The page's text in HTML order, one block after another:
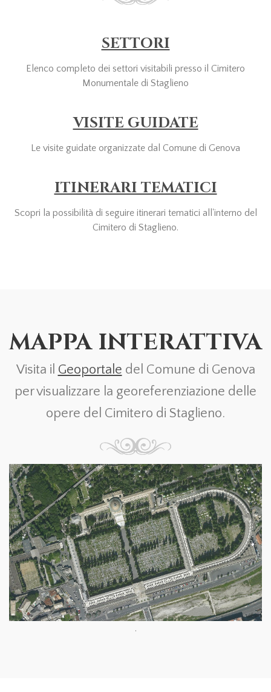
SETTORI
Elenco completo dei settori visitabili presso il Cimitero
Monumentale di Staglieno
VISITE GUIDATE
Le visite guidate organizzate dal Comune di Genova
ITINERARI TEMATICI
Scopri la possibilità di seguire itinerari tematici all'interno del
Cimitero di Staglieno.
MAPPA INTERATTIVA
Visita il Geoportale del Comune di Genova
per visualizzare la georeferenziazione delle
opere del Cimitero di Staglieno.
.